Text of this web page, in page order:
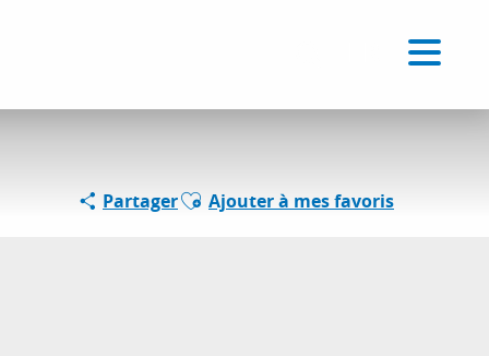
PartagerAjouter aux favoris
Ajouter à mes favoris